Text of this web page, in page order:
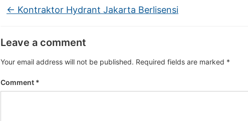
← Kontraktor Hydrant Jakarta Berlisensi
Leave a comment
Your email address will not be published. Required fields are marked *
Comment *